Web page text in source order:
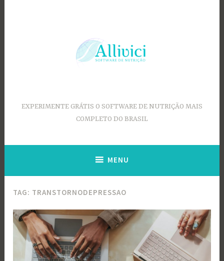
EXPERIMENTE GRÁTIS O SOFTWARE DE NUTRIÇÃO MAIS
COMPLETO DO BRASIL
MENU
TAG: TRANSTORNODEPRESSAO